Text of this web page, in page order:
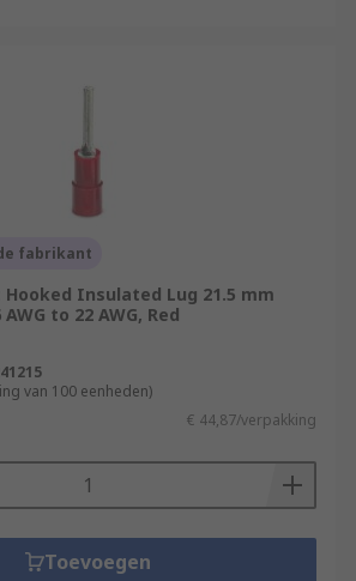
fabrikant
Insulated Lug 21.5 mm
to 22 AWG, Red
van 100 eenheden)
€ 44,87/verpakking
Toevoegen